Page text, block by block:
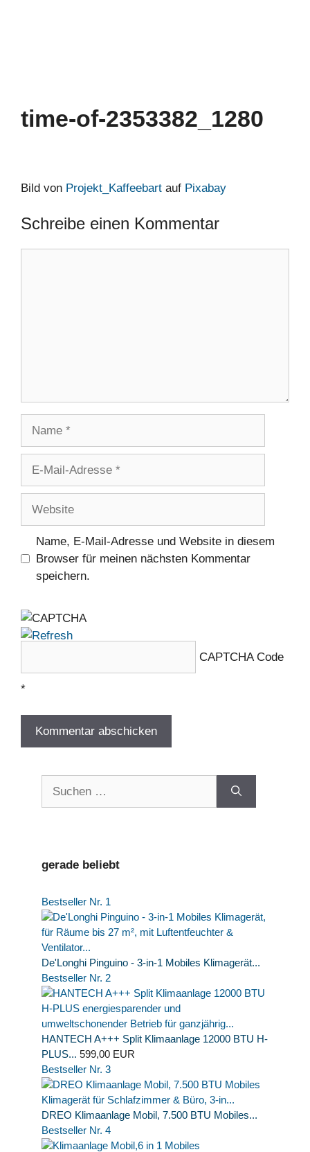
time-of-2353382_1280
Bild von Projekt_Kaffeebart auf Pixabay
Schreibe einen Kommentar
Adresse
Name, E-Mail-Adresse und Website in diesem
Browser für meinen nächsten Kommentar
speichern.
CAPTCHA Code
*
nach:
gerade beliebt
Bestseller Nr. 1
De'Longhi Pinguino - 3-in-1 Mobiles Klimagerät...
Bestseller Nr. 2
HANTECH A+++ Split Klimaanlage 12000 BTU H-
PLUS... 599,00 EUR
Bestseller Nr. 3
DREO Klimaanlage Mobil, 7.500 BTU Mobiles...
Bestseller Nr. 4